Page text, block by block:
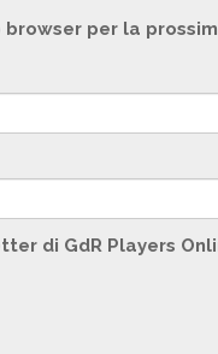
per la
di GdR Players